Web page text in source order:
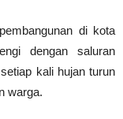
embangunan di kota
dengan saluran
setiap kali hujan turun
warga.